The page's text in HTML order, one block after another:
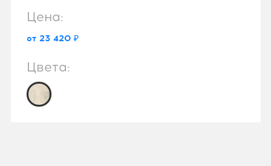
Цена:
от 23 420 ₽
Цвета: